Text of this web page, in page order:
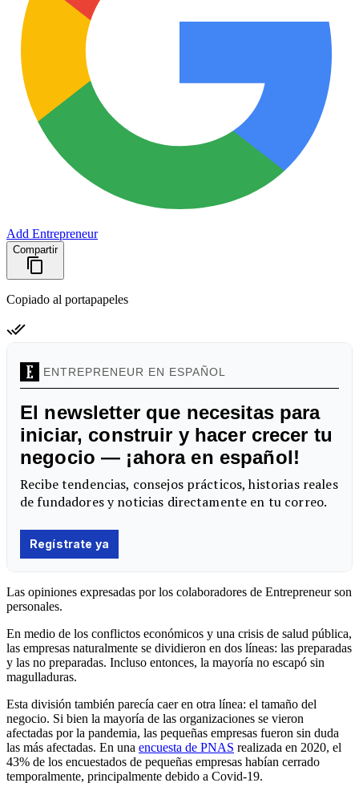
Add Entrepreneur
Compartir
Copiado al portapapeles
Las opiniones expresadas por los colaboradores de Entrepreneur son
personales.
En medio de los conflictos económicos y una crisis de salud pública,
las empresas naturalmente se dividieron en dos líneas: las preparadas
y las no preparadas. Incluso entonces, la mayoría no escapó sin
magulladuras.
Esta división también parecía caer en otra línea: el tamaño del
negocio. Si bien la mayoría de las organizaciones se vieron
afectadas por la pandemia, las pequeñas empresas fueron sin duda
las más afectadas. En una encuesta de PNAS realizada en 2020, el
43% de los encuestados de pequeñas empresas habían cerrado
temporalmente, principalmente debido a Covid-19.